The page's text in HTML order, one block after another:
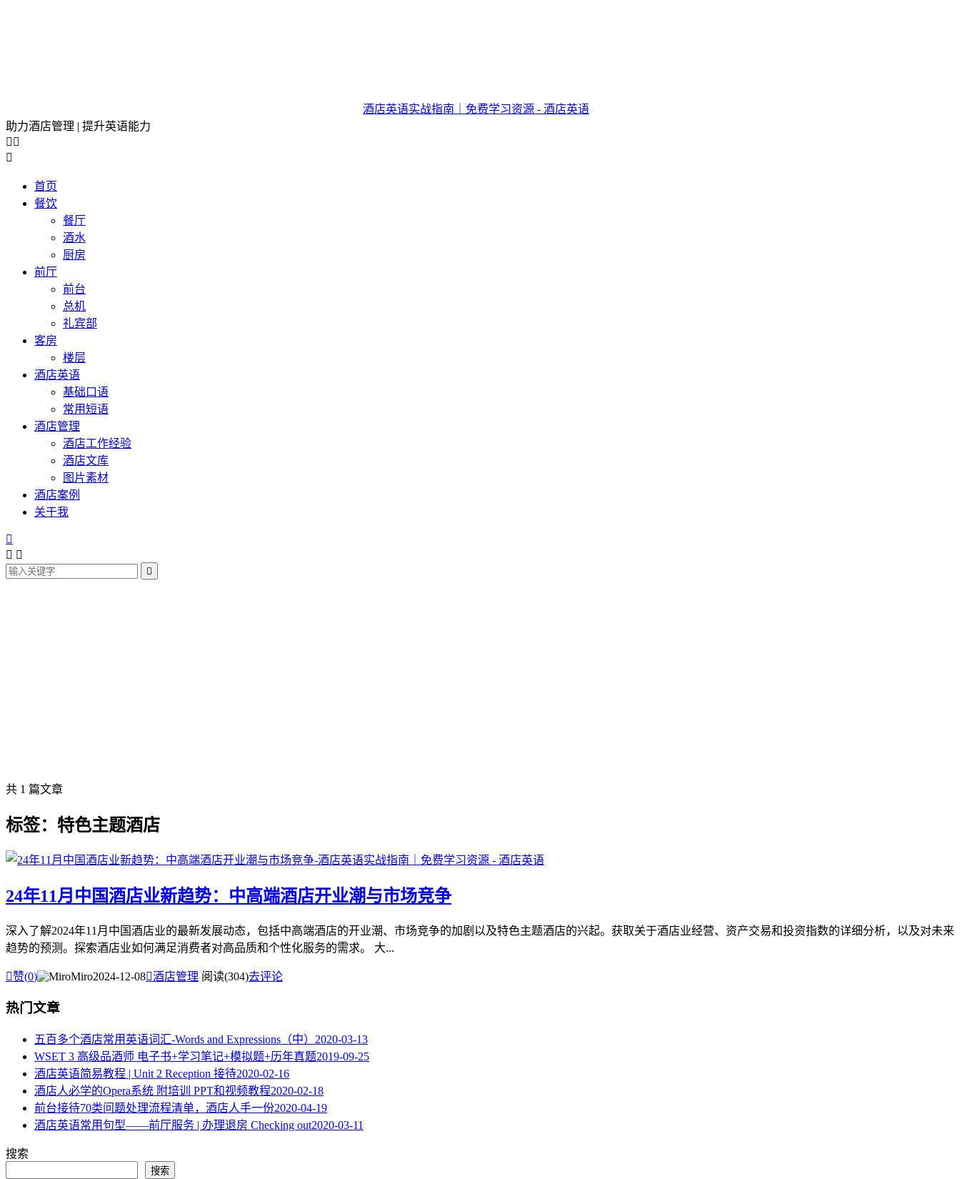
酒店英语实战指南｜免费学习资源 - 酒店英语
助力酒店管理 | 提升英语能力
 

首页
餐饮
餐厅
酒水
厨房
前厅
前台
总机
礼宾部
客房
楼层
酒店英语
基础口语
常用短语
酒店管理
酒店工作经验
酒店文库
图片素材
酒店案例
关于我

 

共 1 篇文章
标签：特色主题酒店
24年11月中国酒店业新趋势：中高端酒店开业潮与市场竞争
深入了解2024年11月中国酒店业的最新发展动态，包括中高端酒店的开业潮、市场竞争的加剧以及特色主题酒店的兴起。获取关于酒店业经营、资产交易和投资指数的详细分析，以及对未来
趋势的预测。探索酒店业如何满足消费者对高品质和个性化服务的需求。 大...
赞(0) Miro2024-12-08酒店管理 阅读(304)去评论
热门文章
五百多个酒店常用英语词汇-Words and Expressions（中） 2020-03-13
WSET 3 高级品酒师 电子书+学习笔记+模拟题+历年真题2019-09-25
酒店英语简易教程 | Unit 2 Reception 接待2020-02-16
酒店人必学的Opera系统 附培训 PPT和视频教程2020-02-18
​前台接待70类问题处理流程清单，酒店人手一份2020-04-19
酒店英语常用句型——前厅服务 | 办理退房 Checking out2020-03-11
搜索
搜索